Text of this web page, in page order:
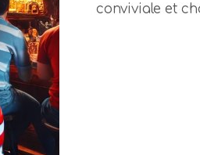
conviviale et